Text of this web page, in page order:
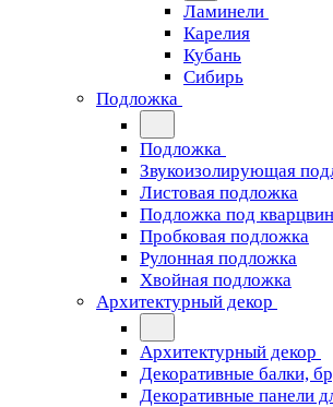
Ламинели
Карелия
Кубань
Сибирь
Подложка
Подложка
Звукоизолирующая
Листовая подложка
Подложка под
Пробковая подложка
Рулонная подложка
Хвойная подложка
Архитектурный декор
Архитектурный декор
Декоративные балки,
Декоративные панели